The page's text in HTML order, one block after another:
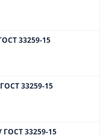
33259-15
33259-15
ГОСТ 33259-15